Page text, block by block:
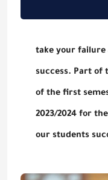
take your failure
success. Part of
of the first
2023/2024 for
our students